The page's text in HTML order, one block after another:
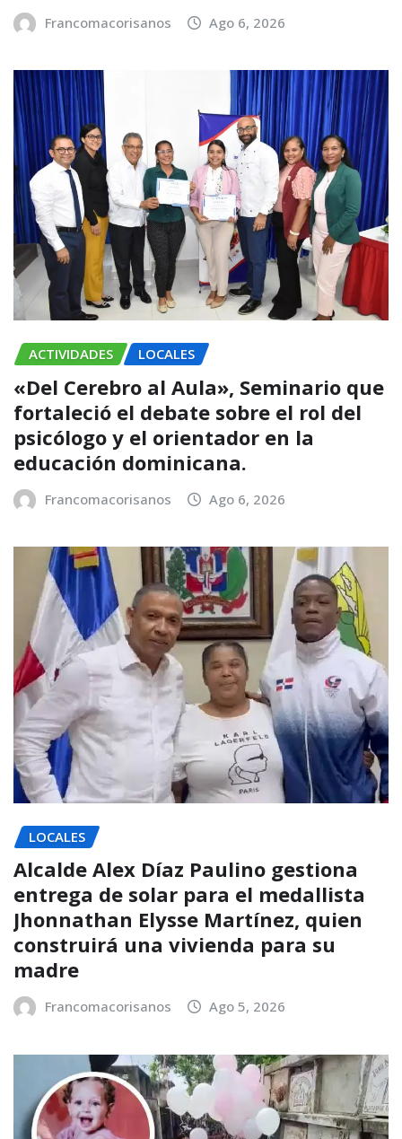
Francomacorisanos Ago 6, 2026
ACTIVIDADES LOCALES
«Del Cerebro al Aula», Seminario que
fortaleció el debate sobre el rol del
psicólogo y el orientador en la
educación dominicana.
Francomacorisanos Ago 6, 2026
LOCALES
Alcalde Alex Díaz Paulino gestiona
entrega de solar para el medallista
Jhonnathan Elysse Martínez, quien
construirá una vivienda para su
madre
Francomacorisanos Ago 5, 2026